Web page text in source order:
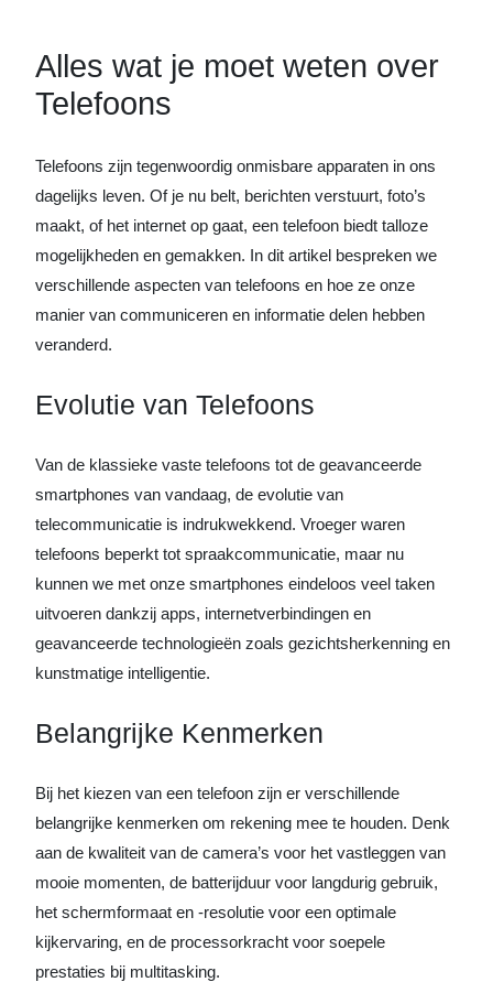
Alles wat je moet weten over
Telefoons
Telefoons zijn tegenwoordig onmisbare apparaten in ons
dagelijks leven. Of je nu belt, berichten verstuurt, foto’s
maakt, of het internet op gaat, een telefoon biedt talloze
mogelijkheden en gemakken. In dit artikel bespreken we
verschillende aspecten van telefoons en hoe ze onze
manier van communiceren en informatie delen hebben
veranderd.
Evolutie van Telefoons
Van de klassieke vaste telefoons tot de geavanceerde
smartphones van vandaag, de evolutie van
telecommunicatie is indrukwekkend. Vroeger waren
telefoons beperkt tot spraakcommunicatie, maar nu
kunnen we met onze smartphones eindeloos veel taken
uitvoeren dankzij apps, internetverbindingen en
geavanceerde technologieën zoals gezichtsherkenning en
kunstmatige intelligentie.
Belangrijke Kenmerken
Bij het kiezen van een telefoon zijn er verschillende
belangrijke kenmerken om rekening mee te houden. Denk
aan de kwaliteit van de camera’s voor het vastleggen van
mooie momenten, de batterijduur voor langdurig gebruik,
het schermformaat en -resolutie voor een optimale
kijkervaring, en de processorkracht voor soepele
prestaties bij multitasking.